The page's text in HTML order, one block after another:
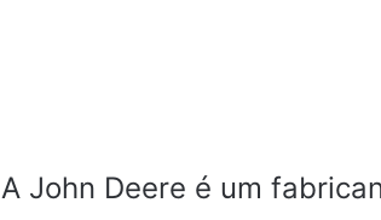
A John Deere é um